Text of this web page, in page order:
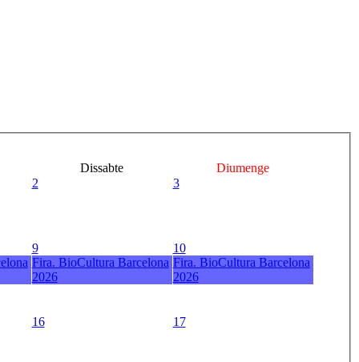
Dissabte
Diumenge
2 3
9
Fira. BioCultura Barcelona
2026
10
Fira. BioCultura Barcelona
2026
16 17